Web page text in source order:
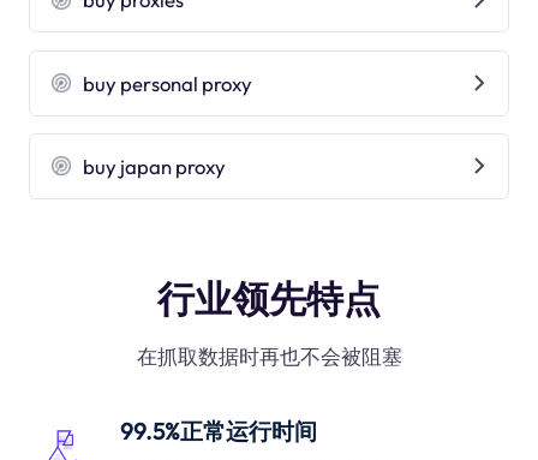
buy personal proxy
buy japan proxy
行业领先特点
在抓取数据时再也不会被阻塞
99.5%正常运行时间